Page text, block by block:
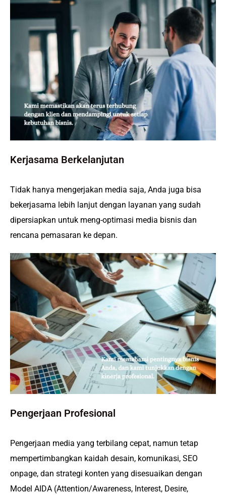
Kerjasama Berkelanjutan
Tidak hanya mengerjakan media saja, Anda juga bisa
bekerjasama lebih lanjut dengan layanan yang sudah
dipersiapkan untuk meng-optimasi media bisnis dan
rencana pemasaran ke depan.
Pengerjaan Profesional
Pengerjaan media yang terbilang cepat, namun tetap
mempertimbangkan kaidah desain, komunikasi, SEO
onpage, dan strategi konten yang disesuaikan dengan
Model AIDA (Attention/Awareness, Interest, Desire,